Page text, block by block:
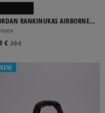
RANKINUKAS AIRBORNE
BAG
20 €
€
NEW